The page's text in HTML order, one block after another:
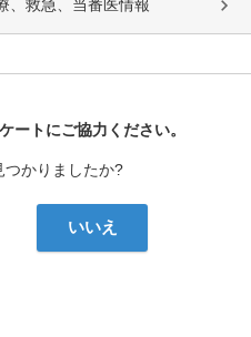
、救急、当番医情報
ートにご協力ください。
つかりましたか?
いいえ